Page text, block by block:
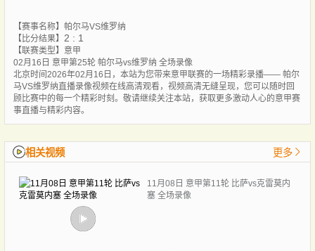
【赛事名称】 帕尔马VS维罗纳
【比分结果】 2 : 1
【联赛类型】 意甲
02月16日 意甲第25轮 帕尔马vs维罗纳 全场录像
北京时间2026年02月16日，本站为您带来意甲联赛的一场精彩录播—— 帕尔
马VS维罗纳直播录像视频在线高清观看，视频高清无缝呈现，您可以随时回
顾比赛中的每一个精彩时刻。敬请继续关注本站，获取更多激动人心的意甲赛
事直播与精彩内容。
相关视频 更多
11月08日 意甲第11轮 比萨vs克雷莫内
塞 全场录像